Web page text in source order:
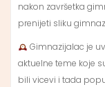
nakon završetka
prenijeti sliku
Gimnazijalac je
aktuelne teme koje
bili vicevi i tada